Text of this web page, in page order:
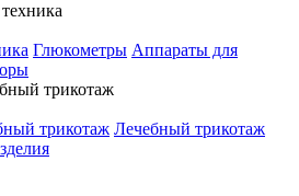
Глюкометры Аппараты для
трикотаж
трикотаж Лечебный трикотаж